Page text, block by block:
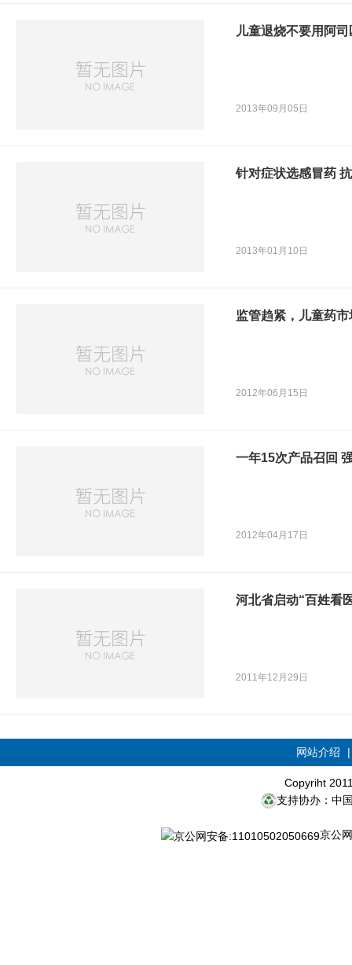
儿童退烧不要用阿司
2013年09月05日
针对症状选感冒药
2013年01月10日
监管趋紧，儿童药市
2012年06月15日
一年15次产品召回
2012年04月17日
河北省启动“百姓看
2011年12月29日
网站介绍
Copyriht
支持协办：中
京公